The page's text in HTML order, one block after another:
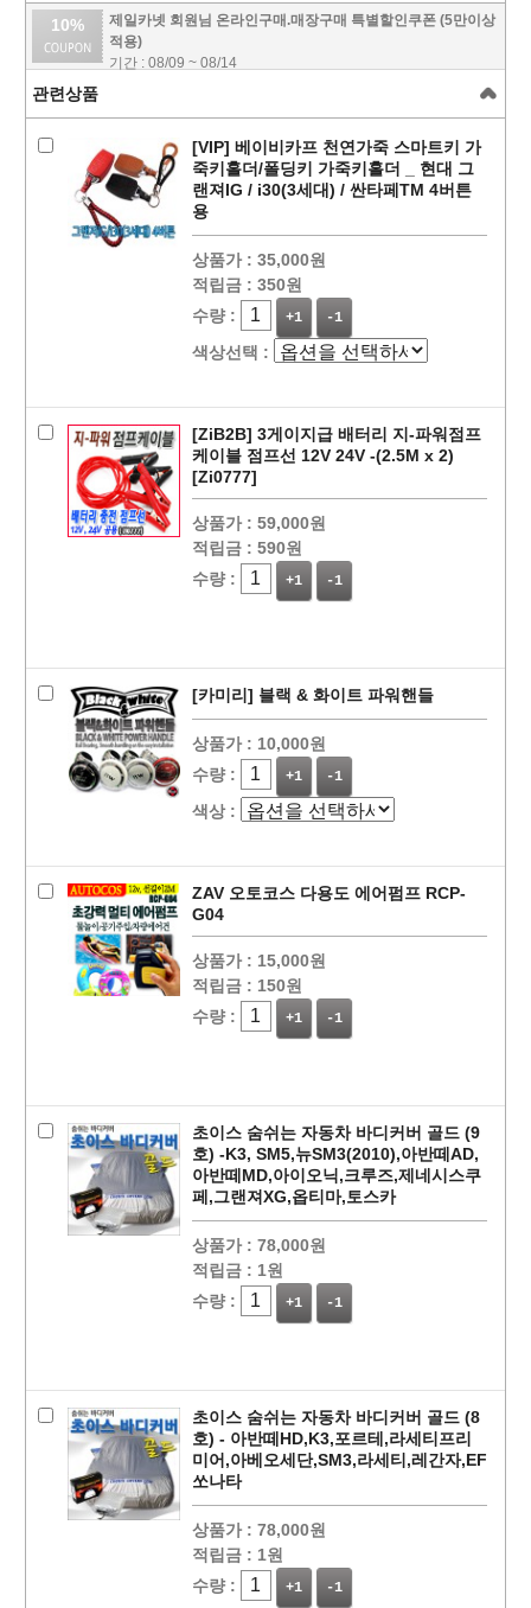
페이코 라이
구매
10%
제일카넷 회원님 온라인구매.매장구매 특별할인쿠폰 (5만이상
적용)
기간 : 08/09 ~ 08/14
관련상품
[VIP] 베이비카프 천연가죽 스마트키 가
죽키홀더/폴딩키 가죽키홀더 _ 현대 그
랜져IG / i30(3세대) / 싼타페TM 4버튼
용
상품가 : 35,000원
적립금 : 350원
수량 :
+1 -1
색상선택 :
[ZiB2B] 3게이지급 배터리 지-파워점프
케이블 점프선 12V 24V -(2.5M x 2)
[Zi0777]
상품가 : 59,000원
적립금 : 590원
수량 :
+1 -1
[카미리] 블랙 & 화이트 파워핸들
상품가 : 10,000원
수량 :
+1 -1
색상 :
ZAV 오토코스 다용도 에어펌프 RCP-
G04
상품가 : 15,000원
적립금 : 150원
수량 :
+1 -1
초이스 숨쉬는 자동차 바디커버 골드 (9
호) -K3, SM5,뉴SM3(2010),아반떼AD,
아반떼MD,아이오닉,크루즈,제네시스쿠
페,그랜져XG,옵티마,토스카
상품가 : 78,000원
적립금 : 1원
수량 :
+1 -1
초이스 숨쉬는 자동차 바디커버 골드 (8
호) - 아반떼HD,K3,포르테,라세티프리
미어,아베오세단,SM3,라세티,레간자,EF
쏘나타
상품가 : 78,000원
적립금 : 1원
수량 :
+1 -1